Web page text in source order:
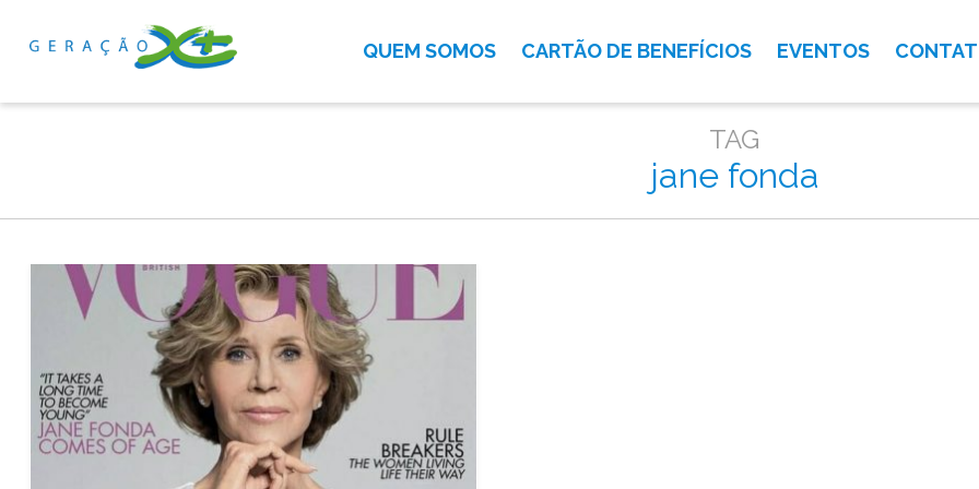
QUEM SOMOS CARTÃO DE BENEFÍCIOS EVENTOS
TAG
jane fonda